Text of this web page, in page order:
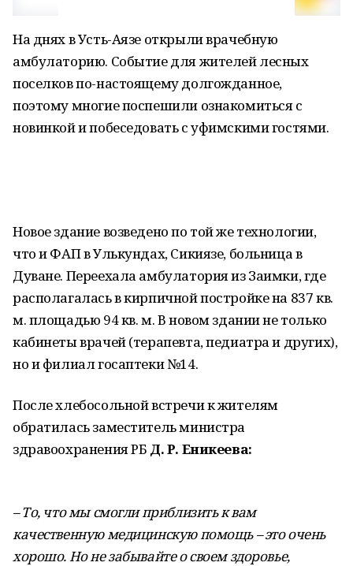
На днях в Усть-Аязе открыли врачебную
амбулаторию. Событие для жителей лесных
поселков по-настоящему долгожданное,
поэтому многие поспешили ознакомиться с
новинкой и побеседовать с уфимскими гостями.
Новое здание возведено по той же технологии,
что и ФАП в Улькундах, Сикиязе, больница в
Дуване. Переехала амбулатория из Заимки, где
располагалась в кирпичной постройке на 837 кв.
м. площадью 94 кв. м. В новом здании не только
кабинеты врачей (терапевта, педиатра и других),
но и филиал госаптеки №14.
После хлебосольной встречи к жителям
обратилась заместитель министра
здравоохранения РБ Д. Р. Еникеева:
– То, что мы смогли приблизить к вам
качественную медицинскую помощь – это очень
хорошо. Но не забывайте о своем здоровье,